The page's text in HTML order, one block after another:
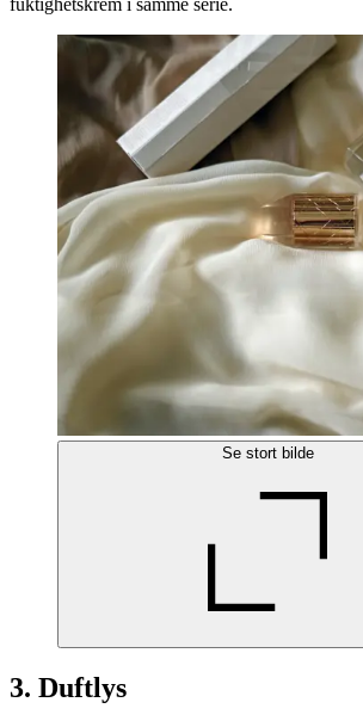
fuktighetskrem i samme serie.
Se stort bilde
3. Duftlys